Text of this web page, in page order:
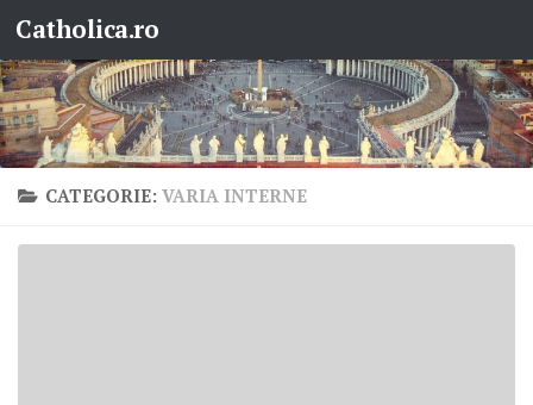
Skip to content
Catholica.ro
CATEGORIE: VARIA INTERNE